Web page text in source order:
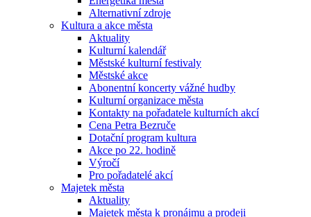
Alternativní zdroje
Kultura a akce města
Aktuality
Kulturní kalendář
Městské kulturní festivaly
Městské akce
Abonentní koncerty vážné hudby
Kulturní organizace města
Kontakty na pořadatele kulturních akcí
Cena Petra Bezruče
Dotační program kultura
Akce po 22. hodině
Výročí
Pro pořadatelé akcí
Majetek města
Aktuality
Majetek města k pronájmu a prodeji